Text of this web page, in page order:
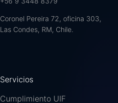
Coronel Pereira 72, oficina 303,
Las Condes, RM, Chile.
Servicios
Cumplimiento UIF